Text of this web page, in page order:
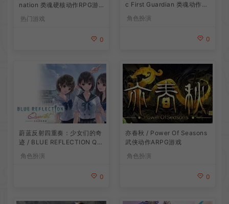
nation 类魂硬核动作RPG游
热门游戏
0
c First Guardian 类魂动作R
PG游戏
角色扮演
0
蔚蓝反射四重奏：少女们的奇
迹 / BLUE REFLECTION Qu
artet 卡通回合制RPG游戏
角色扮演
0
亦春秋 / Power Of Seasons
武侠动作ARPG游戏
角色扮演
0